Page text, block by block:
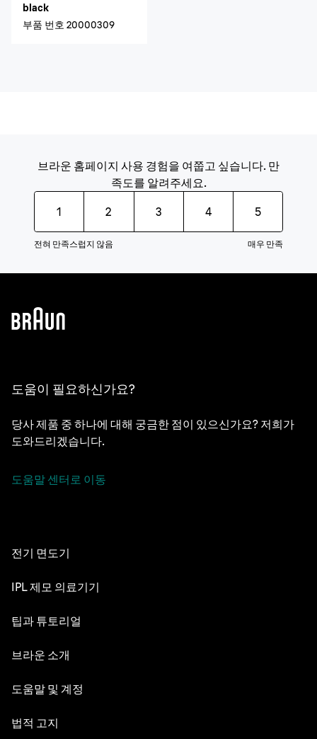
black
부품 번호 20000309
브라운 홈페이지 사용 경험을 여쭙고 싶습니다. 만
족도를 알려주세요.
1 2 3 4 5
전혀 만족스럽지 않음 매우 만족
도움이 필요하신가요?
당사 제품 중 하나에 대해 궁금한 점이 있으신가요? 저희가
도와드리겠습니다.
도움말 센터로 이동
전기 면도기
NEVO
시리즈 7
교체 부품
IPL 제모 의료기기
실크 엑스퍼트 Pro 5
팁과 튜토리얼
면도의 세계
헤어 스타일링
브라운 소개
디자인 & 장인정신
도움말 및 계정
고객 서비스
법적 고지